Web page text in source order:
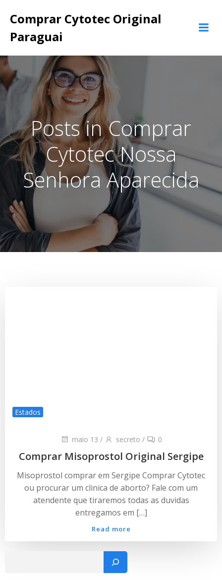
para
Comprar Cytotec Original
Paraguai
Posts in Comprar
Cytotec Nossa
Senhora Aparecida
Estados
maio 13 / secreto / 0
Comprar Misoprostol Original Sergipe
Misoprostol comprar em Sergipe Comprar Cytotec
ou procurar um clinica de aborto? Fale com um
atendente que tiraremos todas as duvidas
entregamos em […]
Read more
Pesquisar